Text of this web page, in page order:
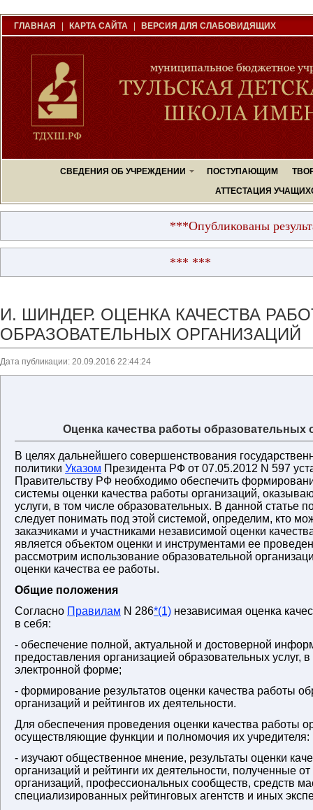
ГЛАВНАЯ КАРТА САЙТА ВЕРСИЯ ДЛЯ СЛАБОВИДЯЩИХ
СВЕДЕНИЯ ОБ УЧРЕЖДЕНИИ ПОСТУПАЮЩИМ
АТТЕСТАЦИЯ
***Опубликованы результаты
И. ШИНДЕР. ОЦЕНКА КАЧЕСТВА
ОБРАЗОВАТЕЛЬНЫХ ОРГАНИЗАЦИЙ
Дата публикации: 20.09.2016 22:44:24
Оценка качества работы образовательных
В целях дальнейшего совершенствования
политики Указом Президента РФ от 07.05.2012 N 597
Правительству РФ необходимо обеспечить
системы оценки качества работы организаций,
услуги, в том числе образовательных. В данной статье
следует понимать под этой системой, определим, кто
заказчиками и участниками независимой оценки
является объектом оценки и инструментами ее
рассмотрим использование образовательной
оценки качества ее работы.
Общие положения
Согласно Правилам N 286*(1) независимая оценка
в себя:
- обеспечение полной, актуальной и достоверной
предоставления организацией образовательных услуг,
электронной форме;
- формирование результатов оценки качества работы
организаций и рейтингов их деятельности.
Для обеспечения проведения оценки качества работы
осуществляющие функции и полномочия их учредителя:
- изучают общественное мнение, результаты оценки
организаций и рейтинги их деятельности, полученные
организаций, профессиональных сообществ, средств
специализированных рейтинговых агентств и иных